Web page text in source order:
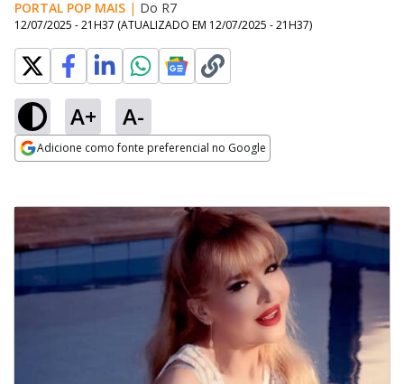
PORTAL POP MAIS | Do R7
12/07/2025 - 21H37 (ATUALIZADO EM 12/07/2025 - 21H37)
A+ A-
Adicione como fonte preferencial no Google